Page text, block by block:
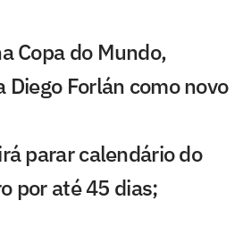
Copa do Mundo,
Diego Forlán como novo
parar calendário do
por até 45 dias;